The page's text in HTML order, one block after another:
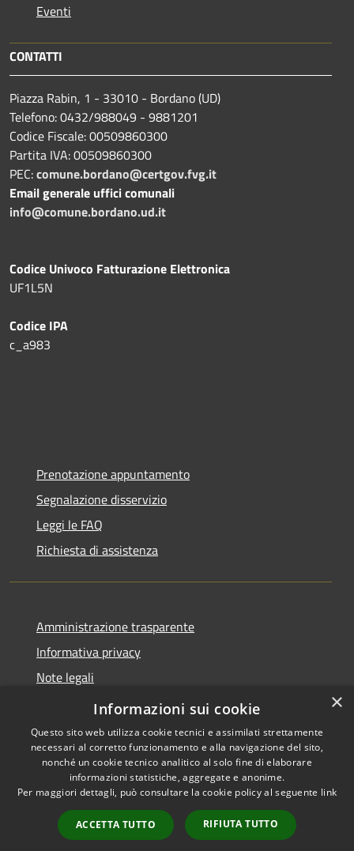
Eventi
CONTATTI
Piazza Rabin, 1 - 33010 - Bordano (UD)
Telefono: 0432/988049 - 9881201
Codice Fiscale: 00509860300
Partita IVA: 00509860300
PEC:comune.bordano@certgov.fvg.it
Email generale uffici comunali
info@comune.bordano.ud.it
Codice Univoco Fatturazione Elettronica
UF1L5N
Codice IPA
c_a983
Prenotazione appuntamento
Segnalazione disservizio
Leggi le FAQ
Richiesta di assistenza
Amministrazione trasparente
Informativa privacy
Note legali
Dichiarazione di accessibilità
Accessibilità
Copyright © 2026 • Comune di
Bordano • Powered by
Municipium•
Accesso
redazione
×
Informazioni sui cookie
Questo sito web utilizza cookie tecnici e assimilati strettamente
necessari al corretto funzionamento e alla navigazione del sito,
nonché un cookie tecnico analitico al solo fine di elaborare
informazioni statistiche, aggregate e anonime.
Per maggiori dettagli, può consultare la cookie policy al seguente link
ACCETTA TUTTO RIFIUTA TUTTO